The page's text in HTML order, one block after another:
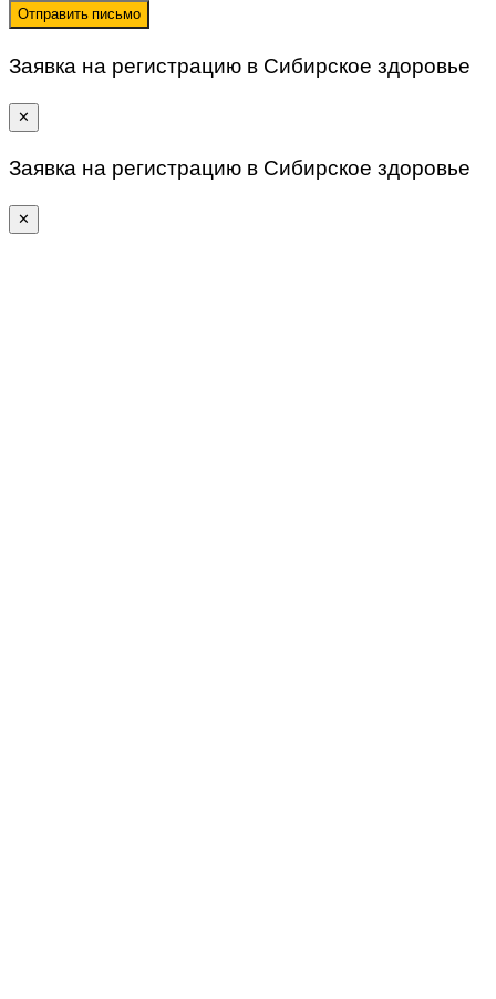
Отправить письмо
Заявка на регистрацию в Сибирское здоровье
✕
Заявка на регистрацию в Сибирское здоровье
✕